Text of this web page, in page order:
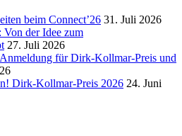
beim Connect’26 31. Juli 2026
der Idee zum
27. Juli 2026
für Dirk-Kollmar-Preis und
Dirk-Kollmar-Preis 2026 24. Juni